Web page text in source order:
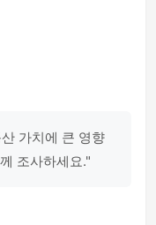
가치에 큰 영향
조사하세요."